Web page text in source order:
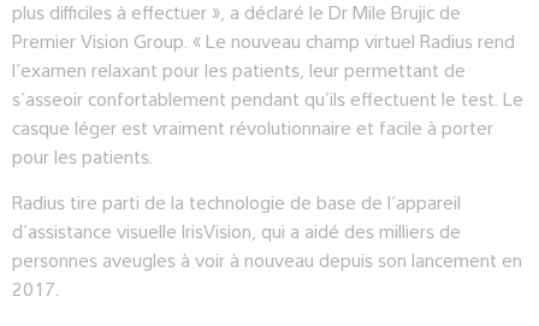
plus difficiles à effectuer », a déclaré le Dr Mile Brujic de
Premier Vision Group. « Le nouveau champ virtuel Radius rend
l’examen relaxant pour les patients, leur permettant de
s’asseoir confortablement pendant qu’ils effectuent le test. Le
casque léger est vraiment révolutionnaire et facile à porter
pour les patients.
Radius tire parti de la technologie de base de l’appareil
d’assistance visuelle IrisVision, qui a aidé des milliers de
personnes aveugles à voir à nouveau depuis son lancement en
2017.